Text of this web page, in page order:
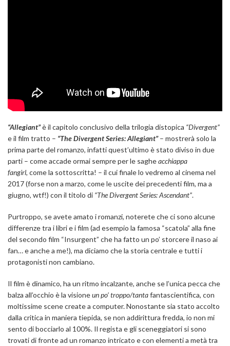
“Allegiant”è il capitolo conclusivo della trilogia distopica “Divergent”
e il film tratto – “The Divergent Series: Allegiant”– mostrerà solo la
prima parte del romanzo, infatti quest’ultimo è stato diviso in due
parti – come accade ormai sempre per le sagheacchiappa
fangirl, come la sottoscritta! – il cui finale lo vedremo al cinema nel
2017 (forse non a marzo, come le uscite dei precedenti film, ma a
giugno, wtf!) con il titolo di “The Divergent Series: Ascendant”.
Purtroppo, se avete amato i romanzi, noterete che ci sono alcune
differenze tra i libri e i film (ad esempio la famosa “scatola” alla fine
del secondo film “Insurgent” che ha fatto un po’ storcere il naso ai
fan… e anche a me!), ma diciamo che la storia centrale e tutti i
protagonisti non cambiano.
Il film è dinamico, ha un ritmo incalzante, anche se l’unica pecca che
balza all’occhio è la visioneun po’ troppo/tantafantascientifica, con
moltissime scene create a computer. Nonostante sia stato accolto
dalla critica in maniera tiepida, se non addirittura fredda, io non mi
sento di bocciarlo al 100%. Il regista e gli sceneggiatori si sono
trovati di fronte ad un romanzo intricato e con elementi a metà tra